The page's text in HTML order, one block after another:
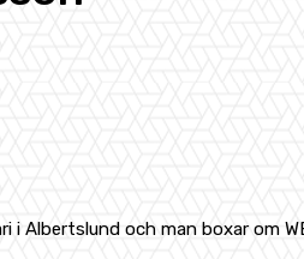
i Albertslund och man boxar om